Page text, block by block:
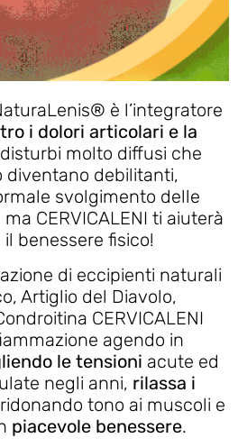
è l’integratore
i dolori articolari e la
molto diffusi che
diventano debilitanti,
svolgimento delle
CERVICALENI ti aiuterà
benessere fisico!
di eccipienti naturali
Artiglio del Diavolo,
CERVICALENI
agendo in
le tensioni acute ed
negli anni, rilassa i
tono ai muscoli e
piacevole benessere.